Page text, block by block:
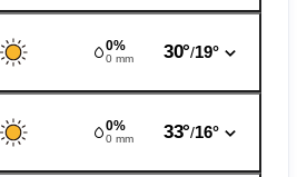
0%
0 mm 30°/19°
0%
0 mm 33°/16°